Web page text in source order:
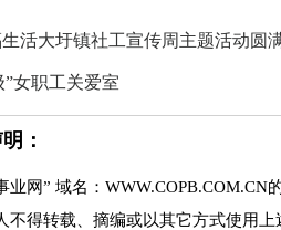
活大圩镇社工宣传周主题活动圆
女职工关爱室
：
业网” 域名：
不得转载、摘编或以其它方式使用